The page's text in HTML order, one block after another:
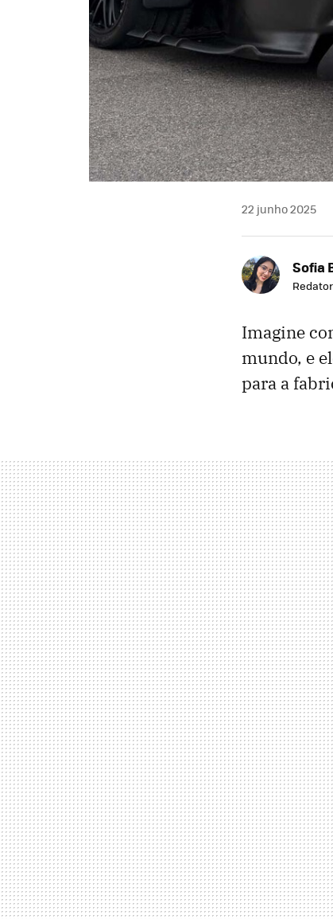
22 junho 2025
Sofia
Imagine
mundo, e
para a